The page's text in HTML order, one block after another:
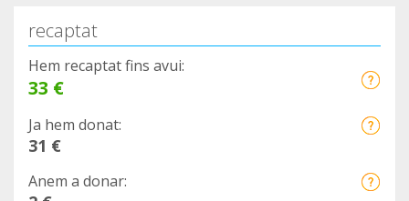
recaptat
Hem recaptat fins avui:
33 €
Ja hem donat:
31 €
Anem a donar: